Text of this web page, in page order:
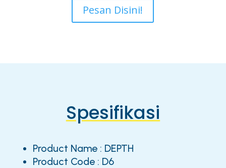
Pesan Disini!
Spesifikasi
Product Name : DEPTH
Product Code : D6